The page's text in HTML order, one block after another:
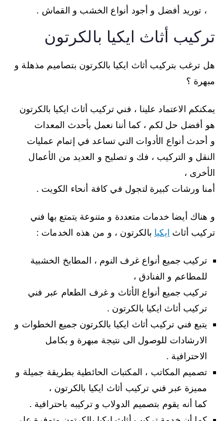
، توريد أفضل و أجود أنواع الخشب و القماش .
تركيب أثاث ايكيا بالكرتون
هل ترغب بتركيب أثاث ايكيا بالكرتون بتصاميم مذهلة و
مبهرة ؟
يمكنكم الاعتماد علينا ، فني تركيب أثاث ايكيا بالكرتون
هو أفضل حل لكم ، كما أننا نعمل بأحدث المعدات
و أحدث أنواع الأدوات التي تساعد في إتمام عمليات
النقل و التركيب ، فك و تصليح و العديد من الأعمال
الأخرى ،
أمنا ورشات كبيرة لتجول في كافة أنحاء الكويت .
و هناك أيضا خدمات متعددة و متنوعة يتمتع بها فني
تركيب أثاث ايكيا بالكرتون ، و من هذه الخدمات :
تركيب جميع أنواع غرف النوم ، المطابخ الخشبية
للمطاعم و الفنادق ،
تركيب جميع أنواع الأثاث و غرف الطعام عبر فني
تركيب أثاث ايكيا بالكرتون .
يتبع فني تركيب أثاث ايكيا بالكرتون جميع الخطوات و
الارشادات للوصول الى نتيجة مبهرة و بكامل
الاحترافية .
تصميم المكاتب ، المكتبات الحائطية بطريقة جميلة و
مميزة عبر فني تركيب أثاث ايكيا بالكرتون ،
كما أنه يقوم بتصميم الدولاب و تركيبه باحترافية .